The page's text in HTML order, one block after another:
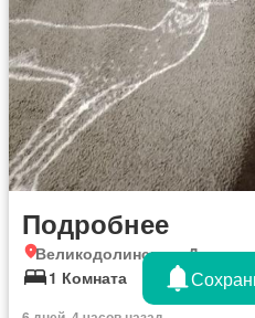
Подробнее
Великодолинском,
1 Комната